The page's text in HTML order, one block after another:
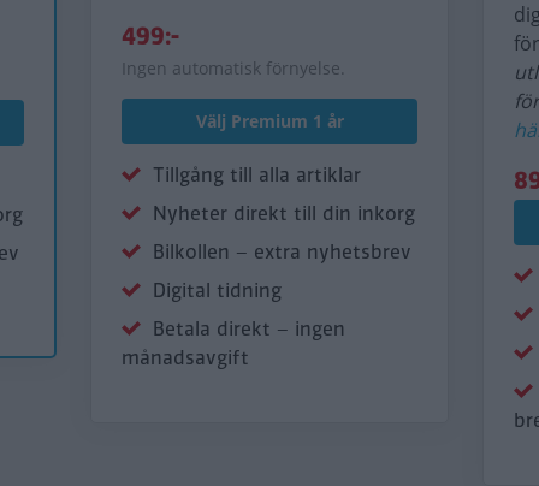
499:-
Ingen automatisk förnyelse.
Välj Premium 1 år
Tillgång till alla artiklar
Nyheter direkt till din inkorg
Bilkollen – extra nyhetsbrev
Digital tidning
Betala direkt – ingen
månadsavgift